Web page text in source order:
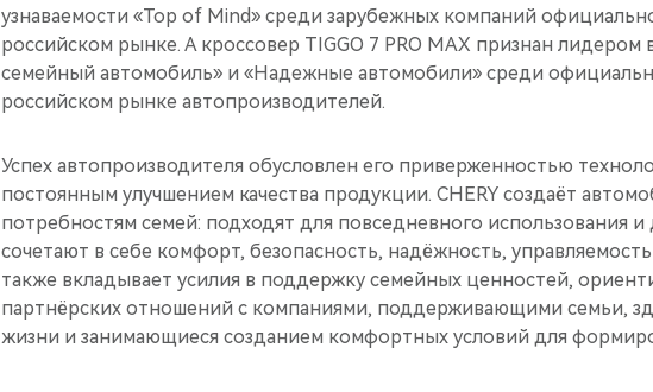
узнаваемости «Top of Mind» среди зарубежных компаний
российском рынке. А кроссовер TIGGO 7 PRO MAX признан лидером
семейный автомобиль» и «Надежные автомобили» среди
российском рынке автопроизводителей.
Успех автопроизводителя обусловлен его приверженностью
постоянным улучшением качества продукции. CHERY создаёт
потребностям семей: подходят для повседневного использования
сочетают в себе комфорт, безопасность, надёжность,
также вкладывает усилия в поддержку семейных ценностей,
партнёрских отношений с компаниями, поддерживающими семьи,
жизни и занимающиеся созданием комфортных условий для